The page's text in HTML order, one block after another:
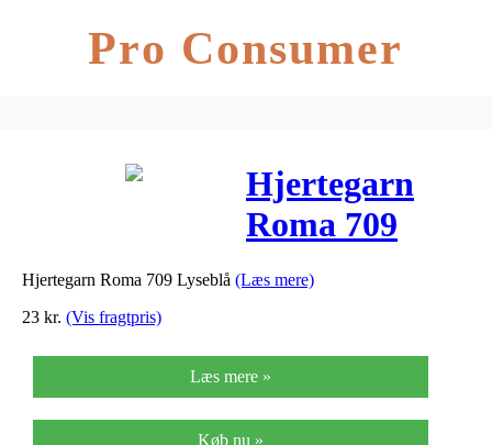
Pro Consumer
Hjertegarn
Roma 709
Lyseblå
Hjertegarn Roma 709 Lyseblå (Læs mere)
23 kr. (Vis fragtpris)
Læs mere »
Køb nu »